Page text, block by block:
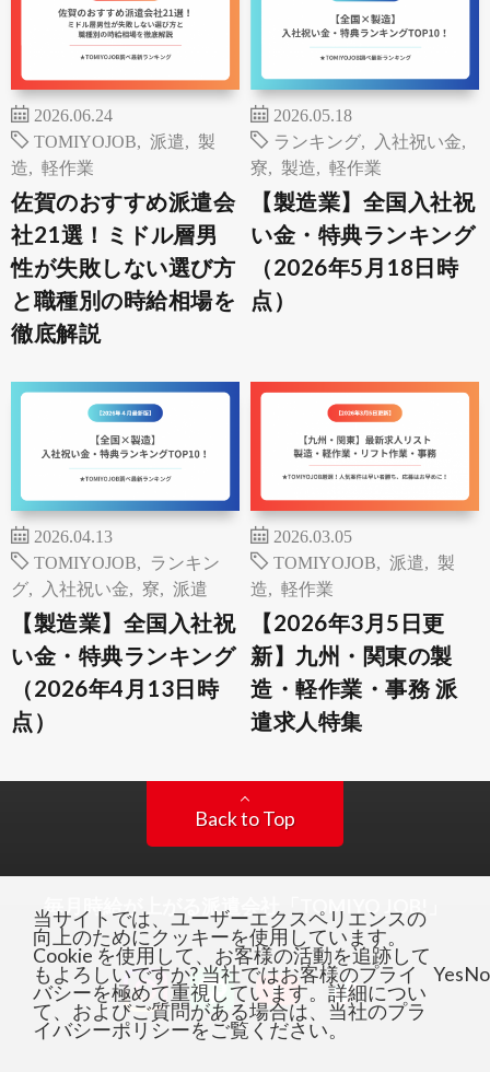
2026.06.24
TOMIYOJOB
派遣
製
造
軽作業
佐賀のおすすめ派遣会
社21選！ミドル層男
性が失敗しない選び方
と職種別の時給相場を
徹底解説
2026.05.18
ランキング
入社祝い金
寮
製造 軽作業
【製造業】全国入社祝
い金・特典ランキング
（2026年5月18日時
点）
2026.04.13
TOMIYOJOB
ランキン
グ
入社祝い金 寮 派遣
【製造業】全国入社祝
い金・特典ランキング
（2026年4月13日時
点）
2026.03.05
TOMIYOJOB
派遣
製
造
軽作業
【2026年3月5日更
新】九州・関東の製
造・軽作業・事務 派
遣求人特集
Back to Top
毎月時給が上がる派遣会社「TOMIYO JOB!」
当サイトでは、ユーザーエクスペリエンスの
向上のためにクッキーを使用しています。
Cookie を使用して、お客様の活動を追跡して
もよろしいですか? 当社ではお客様のプライ
バシーを極めて重視しています。詳細につい
て、およびご質問がある場合は、当社のプラ
イバシーポリシーをご覧ください。
YesNo